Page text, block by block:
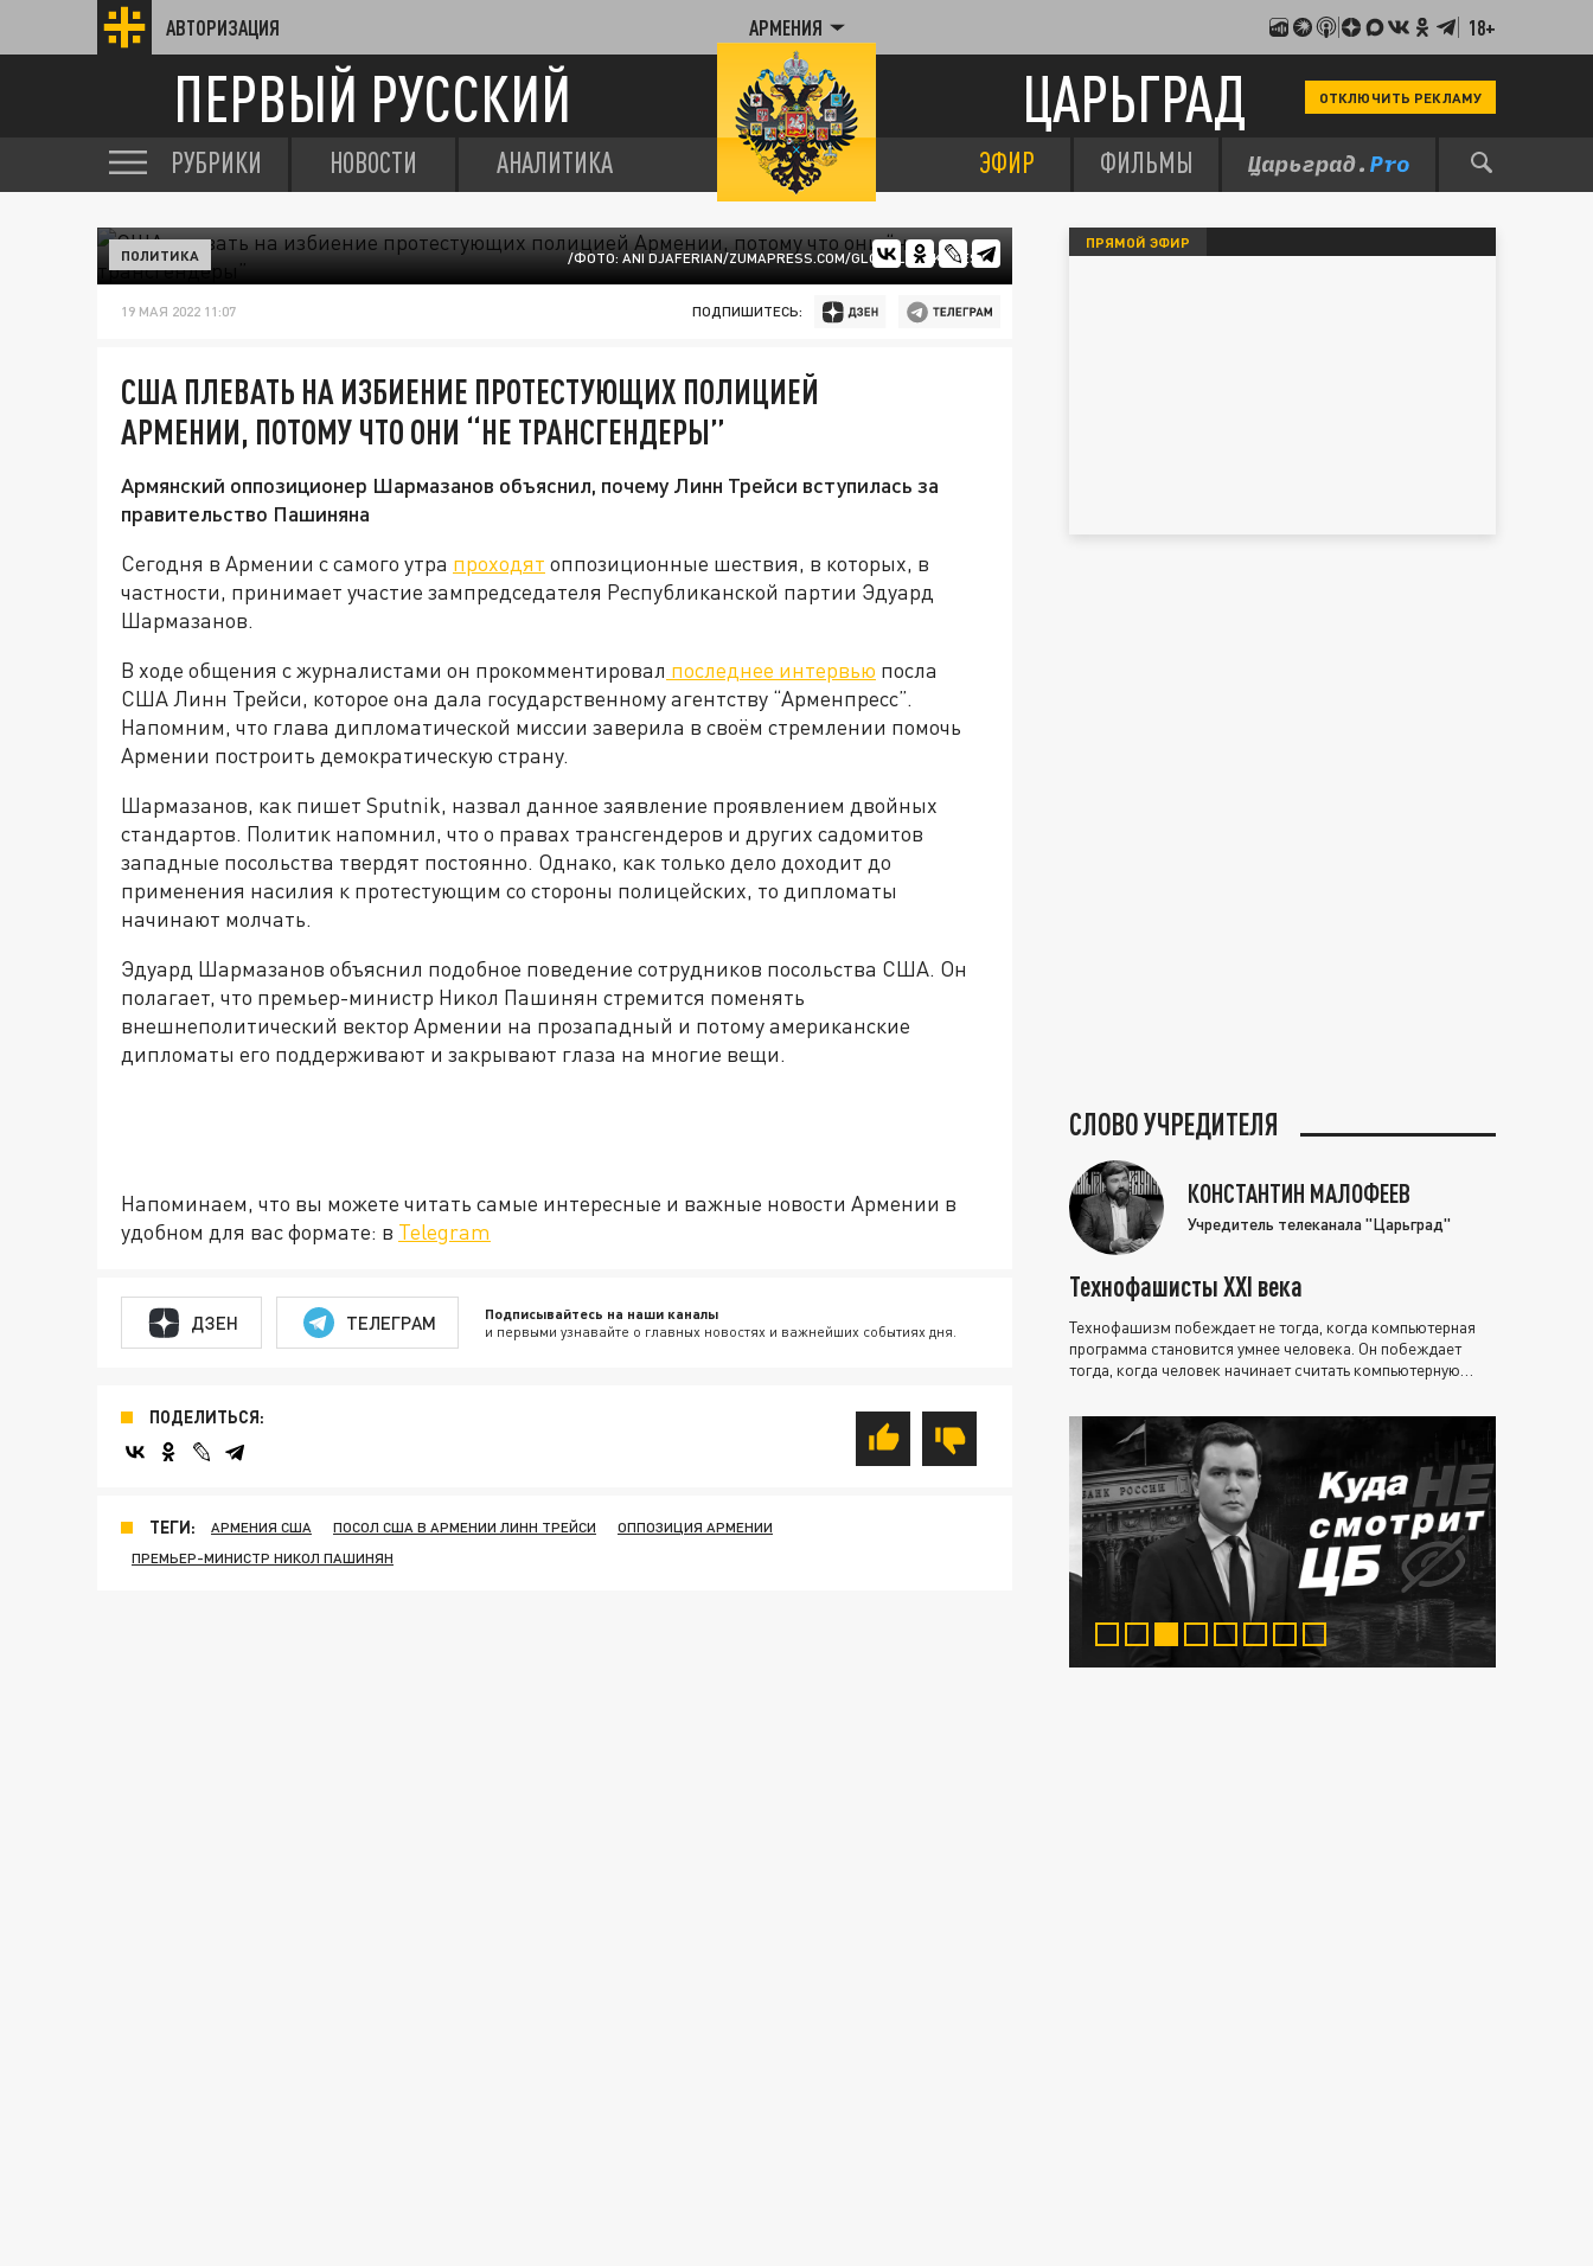
АВТОРИЗАЦИЯ АРМЕНИЯ 18+
ПЕРВЫЙ РУССКИЙ ЦАРЬГРАД ОТКЛЮЧИТЬ РЕКЛАМУ
РУБРИКИ НОВОСТИ АНАЛИТИКА ЭФИР ФИЛЬМЫ
/ФОТО: ANI DJAFERIAN/ZUMAPRESS.COM/GLOBALLOOKPRESS
ПОЛИТИКА
19 МАЯ 2022 11:07 ПОДПИШИТЕСЬ:
США ПЛЕВАТЬ НА ИЗБИЕНИЕ ПРОТЕСТУЮЩИХ ПОЛИЦИЕЙ
АРМЕНИИ, ПОТОМУ ЧТО ОНИ “НЕ ТРАНСГЕНДЕРЫ”
Армянский оппозиционер Шармазанов объяснил, почему Линн Трейси вступилась за
правительство Пашиняна
Сегодня в Армении с самого утра проходят оппозиционные шествия, в которых, в
частности, принимает участие зампредседателя Республиканской партии Эдуард
Шармазанов.
В ходе общения с журналистами он прокомментировал последнее интервью посла
США Линн Трейси, которое она дала государственному агентству “Арменпресс”.
Напомним, что глава дипломатической миссии заверила в своём стремлении помочь
Армении построить демократическую страну.
Шармазанов, как пишет Sputnik, назвал данное заявление проявлением двойных
стандартов. Политик напомнил, что о правах трансгендеров и других садомитов
западные посольства твердят постоянно. Однако, как только дело доходит до
применения насилия к протестующим со стороны полицейских, то дипломаты
начинают молчать.
Эдуард Шармазанов объяснил подобное поведение сотрудников посольства США. Он
полагает, что премьер-министр Никол Пашинян стремится поменять
внешнеполитический вектор Армении на прозападный и потому американские
дипломаты его поддерживают и закрывают глаза на многие вещи.
Напоминаем, что вы можете читать самые интересные и важные новости Армении в
удобном для вас формате: в Telegram
ДЗЕН ТЕЛЕГРАМ Подписывайтесь на наши каналы
и первыми узнавайте о главных новостях и важнейших событиях дня.
ПОДЕЛИТЬСЯ:
ТЕГИ: АРМЕНИЯ США ПОСОЛ США В АРМЕНИИ ЛИНН ТРЕЙСИ
ОППОЗИЦИЯ АРМЕНИИ
ПРЕМЬЕР-МИНИСТР НИКОЛ ПАШИНЯН
ПРЯМОЙ ЭФИР
СЛОВО УЧРЕДИТЕЛЯ
КОНСТАНТИН МАЛОФЕЕВ
Учредитель телеканала "Царьград"
Технофашисты XXI века
Технофашизм побеждает не тогда, когда компьютерная
программа становится умнее человека. Он побеждает
тогда, когда человек начинает считать компьютерную